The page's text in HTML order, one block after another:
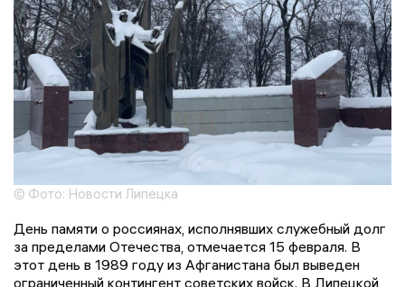
© Фото: Новости Липецка
День памяти о россиянах, исполнявших служебный долг
за пределами Отечества, отмечается 15 февраля. В
этот день в 1989 году из Афганистана был выведен
ограниченный контингент советских войск. В Липецкой